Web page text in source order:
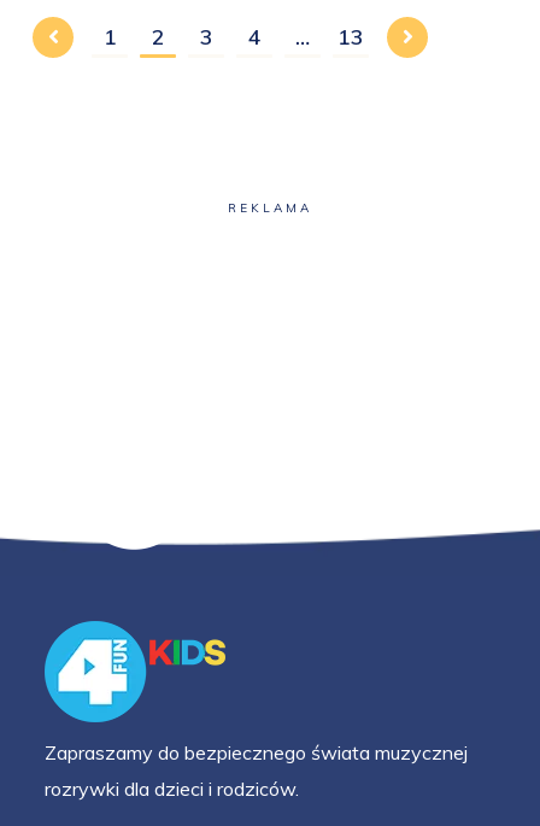
1 2 3 4 … 13
REKLAMA
Zapraszamy do bezpiecznego świata muzycznej
rozrywki dla dzieci i rodziców.